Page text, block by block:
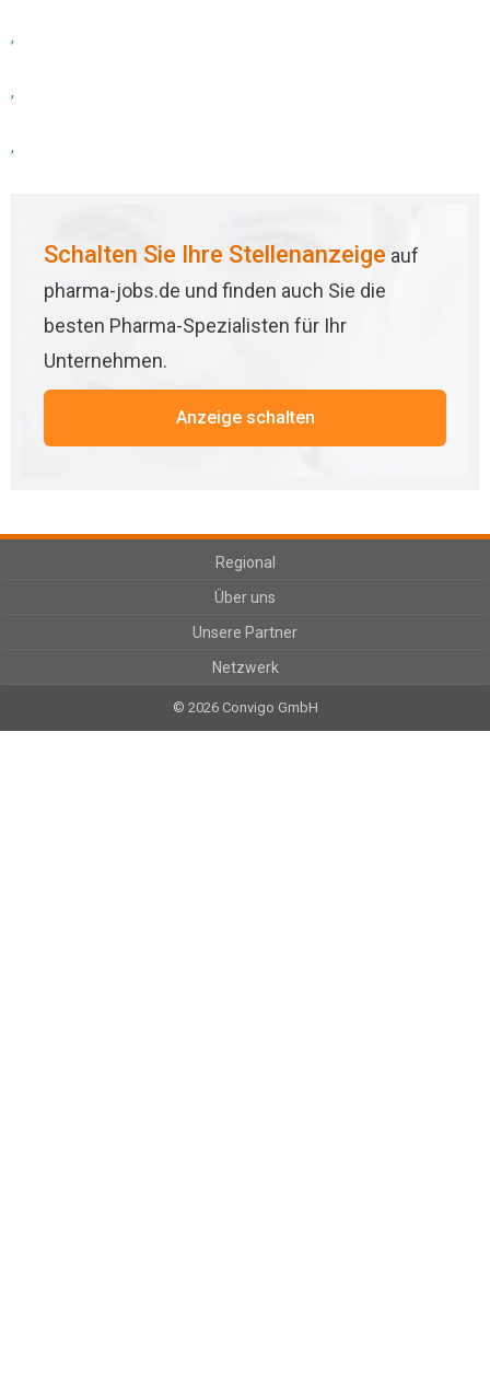
,
,
,
Schalten Sie Ihre Stellenanzeige auf
pharma-jobs.de und finden auch Sie die
besten Pharma-Spezialisten für Ihr
Unternehmen.
Anzeige schalten
Regional
Über uns
Unsere Partner
Netzwerk
© 2026 Convigo GmbH